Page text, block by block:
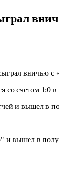
вничью
счетом 1:0 в
и вышел в